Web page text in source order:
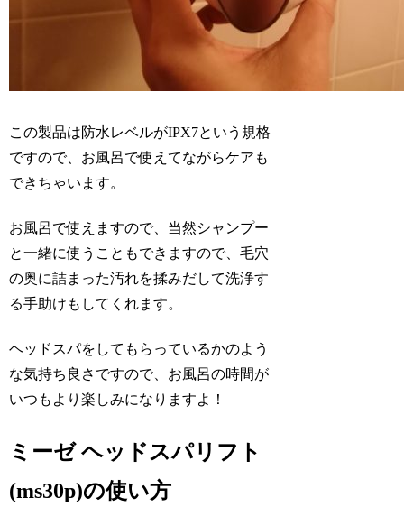
この製品は防水レベルがIPX7という規格
ですので、お風呂で使えてながらケアも
できちゃいます。
お風呂で使えますので、当然シャンプー
と一緒に使うこともできますので、毛穴
の奥に詰まった汚れを揉みだして洗浄す
る手助けもしてくれます。
ヘッドスパをしてもらっているかのよう
な気持ち良さですので、お風呂の時間が
いつもより楽しみになりますよ！
ミーゼ ヘッドスパリフト
(ms30p)の使い方